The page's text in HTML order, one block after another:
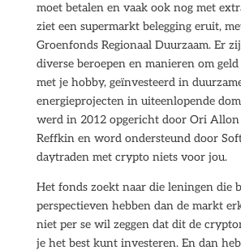
moet betalen en vaak ook nog met
ziet een supermarkt belegging eruit,
Groenfonds Regionaal Duurzaam. Er
diverse beroepen en manieren om
met je hobby, geïnvesteerd in
energieprojecten in uiteenlopende
werd in 2012 opgericht door Ori Allon
Reffkin en word ondersteund door
daytraden met crypto niets voor jou.
Het fonds zoekt naar die leningen die
perspectieven hebben dan de markt
niet per se wil zeggen dat dit de
je het best kunt investeren. En dan